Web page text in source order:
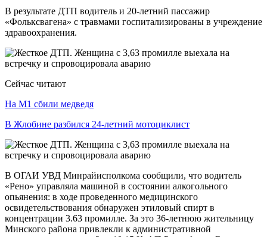
В результате ДТП водитель и 20-летний пассажир
«Фольксвагена» с травмами госпитализированы в учреждение
здравоохранения.
Сейчас читают
На М1 сбили медведя
В Жлобине разбился 24-летний мотоциклист
В ОГАИ УВД Минрайисполкома сообщили, что водитель
«Рено» управляла машиной в состоянии алкогольного
опьянения: в ходе проведенного медицинского
освидетельствования обнаружен этиловый спирт в
концентрации 3.63 промилле. За это 36-летнюю жительницу
Минского района привлекли к административной